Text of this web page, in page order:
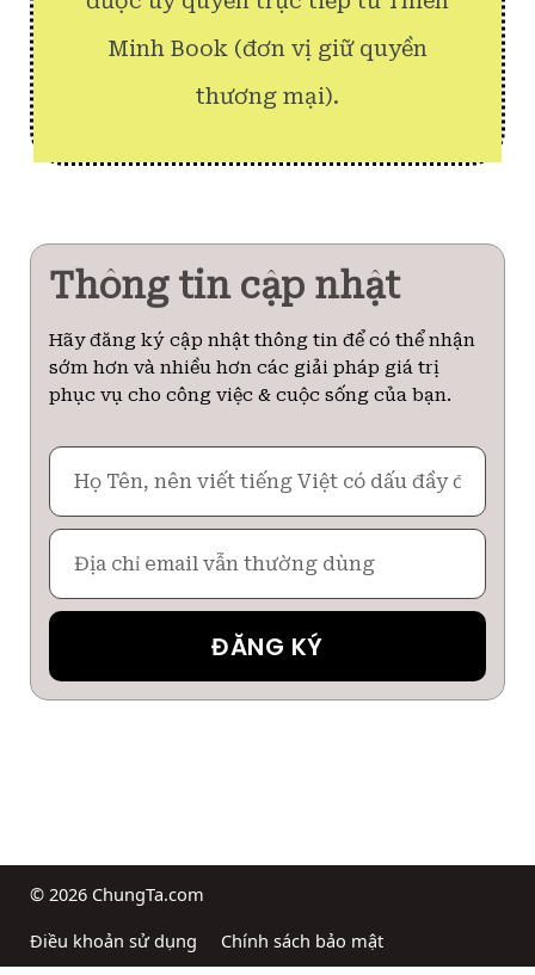
Minh Book (đơn vị giữ quyền
thương mại).
Thông tin cập nhật
Hãy đăng ký cập nhật thông tin để có thể nhận
sớm hơn và nhiều hơn các giải pháp giá trị
phục vụ cho công việc & cuộc sống của bạn.
Họ
Tên
Email
ĐĂNG KÝ
© 2026 ChungTa.com
Điều khoản sử dụng
Chính sách bảo mật